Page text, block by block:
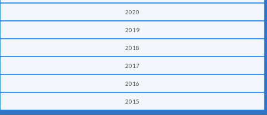
2020
2019
2018
2017
2016
2015